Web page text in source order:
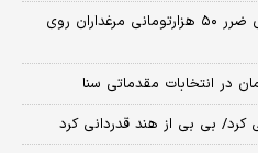
قیمت واقعی مرغ اعلام شد/ ماجرای ضرر ۵۰ هزارتومانی مرغداران روی
در انتخابات مقدماتی سنا
کرد/ بی بی از هند قدردانی کرد